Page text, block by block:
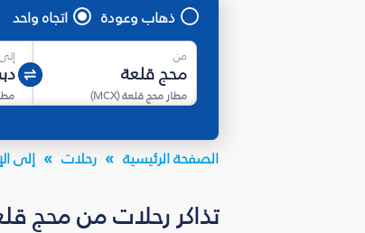
ذهاب وعودة اتجاه واحد
من
مطار محج قلعة(
MCX
)
إلى
الصفحة الرئيسية رحلات إلى
تذاكر رحلات من محج